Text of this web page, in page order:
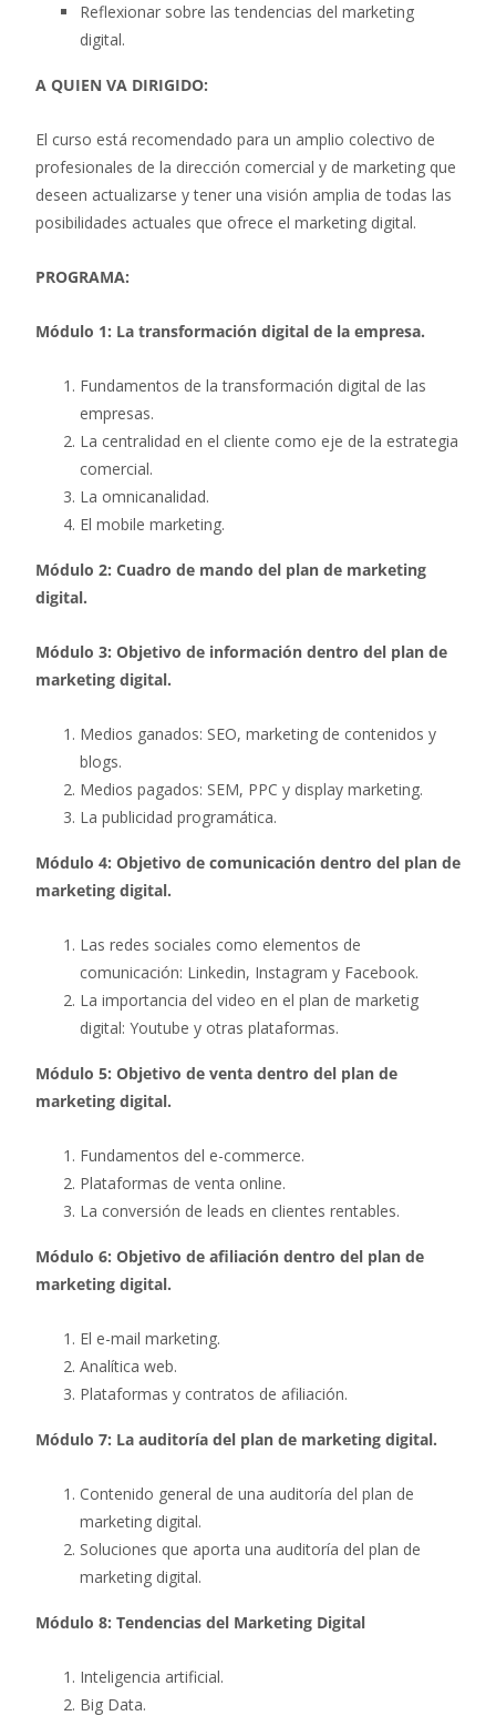
Reflexionar sobre las tendencias del marketing
digital.
A QUIEN VA DIRIGIDO:
El curso está recomendado para un amplio colectivo de
profesionales de la dirección comercial y de marketing que
deseen actualizarse y tener una visión amplia de todas las
posibilidades actuales que ofrece el marketing digital.
PROGRAMA:
Módulo 1: La transformación digital de la empresa.
Fundamentos de la transformación digital de las
empresas.
La centralidad en el cliente como eje de la estrategia
comercial.
La omnicanalidad.
El mobile marketing.
Módulo 2: Cuadro de mando del plan de marketing
digital.
Módulo 3: Objetivo de información dentro del plan de
marketing digital.
Medios ganados: SEO, marketing de contenidos y
blogs.
Medios pagados: SEM, PPC y display marketing.
La publicidad programática.
Módulo 4: Objetivo de comunicación dentro del plan de
marketing digital.
Las redes sociales como elementos de
comunicación: Linkedin, Instagram y Facebook.
La importancia del video en el plan de marketig
digital: Youtube y otras plataformas.
Módulo 5: Objetivo de venta dentro del plan de
marketing digital.
Fundamentos del e-commerce.
Plataformas de venta online.
La conversión de leads en clientes rentables.
Módulo 6: Objetivo de afiliación dentro del plan de
marketing digital.
El e-mail marketing.
Analítica web.
Plataformas y contratos de afiliación.
Módulo 7: La auditoría del plan de marketing digital.
Contenido general de una auditoría del plan de
marketing digital.
Soluciones que aporta una auditoría del plan de
marketing digital.
Módulo 8: Tendencias del Marketing Digital
Inteligencia artificial.
Big Data.